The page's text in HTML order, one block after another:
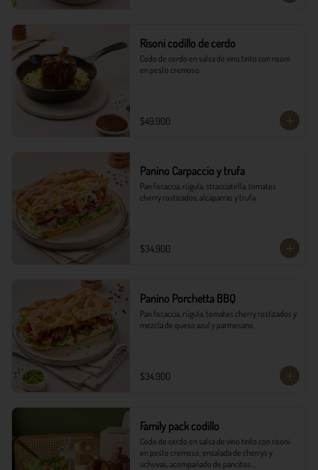
Risoni codillo de cerdo
Codo de cerdo en salsa de vino tinto con risoni
en pesto cremoso.​
$49.900
Panino Carpaccio y trufa
Pan focaccia, rúgula, stracciatella, tomates
cherry rostizados, alcaparras y trufa
$34.900
Panino Porchetta BBQ
Pan focaccia, rúgula, tomates cherry rostizados y
mezcla de queso azul y parmesano.
$34.900
Family pack codillo
Codo de cerdo en salsa de vino tinto con risoni
en pesto cremoso, ensalada de cherrys y
uchuvas, acompañado de pancitos.​​